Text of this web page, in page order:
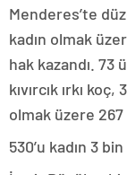
Menderes’te
kadın olmak
hak kazandı. 73
kıvırcık ırkı koç,
olmak üzere 267
530’u kadın 3